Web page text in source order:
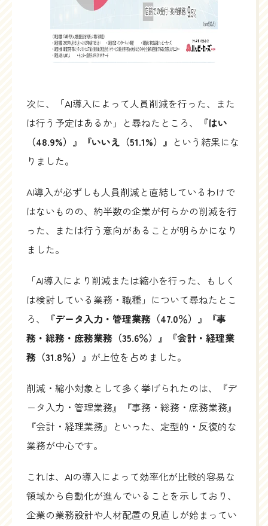
次に、「AI導入によって人員削減を行った、また
は行う予定はあるか」と尋ねたところ、
『はい
（48.9%）』『いいえ（51.1%）』 という結果にな
りました。
AI導入が必ずしも人員削減と直結しているわけで
はないものの、約半数の企業が何らかの削減を行
った、または行う意向があることが明らかになり
ました。
「AI導入により削減または縮小を行った、もしく
は検討している業務・職種」について尋ねたとこ
ろ、
『データ入力・管理業務（47.0％）』『事
務・総務・庶務業務（35.6％）』『会計・経理業
務（31.8％）』 が上位を占めました。
削減・縮小対象として多く挙げられたのは、『デ
ータ入力・管理業務』『事務・総務・庶務業務』
『会計・経理業務』といった、定型的・反復的な
業務が中心です。
これは、AIの導入によって効率化が比較的容易な
領域から自動化が進んでいることを示しており、
企業の業務設計や人材配置の見直しが始まってい